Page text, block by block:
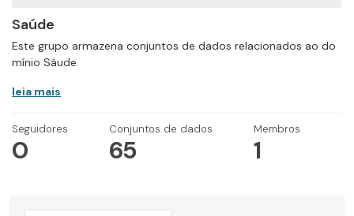
Saúde
Este grupo armazena conjuntos de dados relacionados ao do
mínio Sáude.
leia mais
Seguidores
0
Conjuntos de dados
65
Membros
1